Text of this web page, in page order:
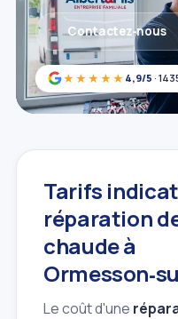
★★★★★ 4,9/5 ·
Contactez‑nous
Tarifs
réparation
chaude à
Le coût d'une